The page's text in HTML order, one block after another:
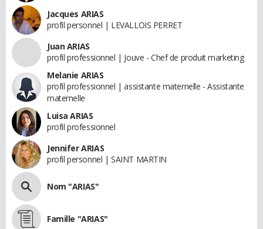
Jacques ARIAS
profil personnel | LEVALLOIS PERRET
Juan ARIAS
profil professionnel | Jouve - Chef de produit marketing
Melanie ARIAS
profil professionnel | assistante maternelle - Assistante
maternelle
Luisa ARIAS
profil professionnel
Jennifer ARIAS
profil personnel | SAINT MARTIN
Nom "ARIAS"
Famille "ARIAS"